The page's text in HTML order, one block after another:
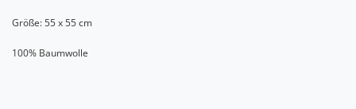
Größe: 55 x 55 cm
100% Baumwolle